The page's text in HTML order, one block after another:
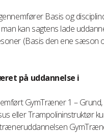
Basis og
kan sagtens lade
(Basis den ene sæson
på uddannelse i
GymTræner 1 – Grund,
eller Trampolininstruktør